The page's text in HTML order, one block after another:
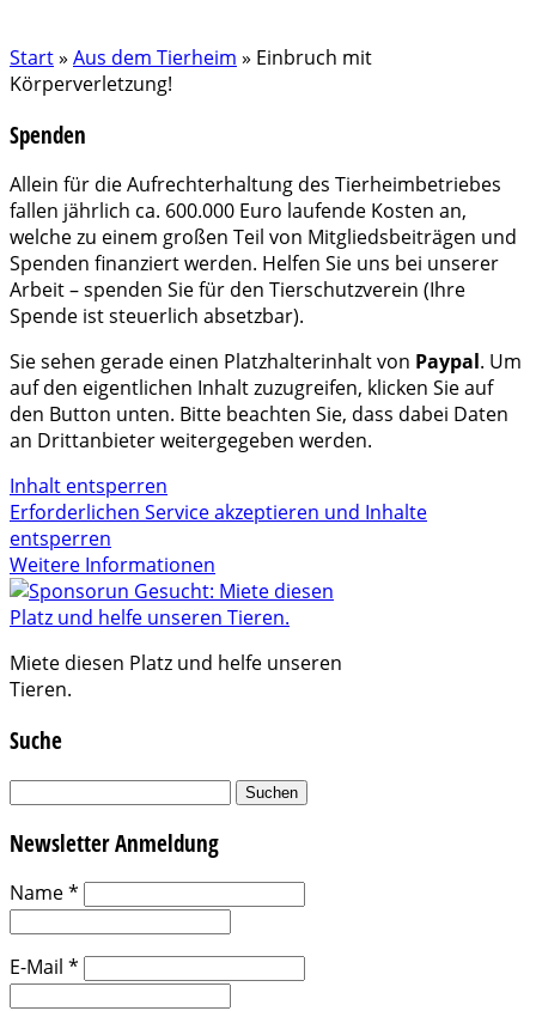
Start» Aus dem Tierheim » Einbruch mit
Körperverletzung!
Spenden
Allein für die Aufrechterhaltung des Tierheimbetriebes
fallen jährlich ca. 600.000 Euro laufende Kosten an,
welche zu einem großen Teil von Mitgliedsbeiträgen und
Spenden finanziert werden. Helfen Sie uns bei unserer
Arbeit – spenden Sie für den Tierschutzverein (Ihre
Spende ist steuerlich absetzbar).
Sie sehen gerade einen Platzhalterinhalt von Paypal. Um
auf den eigentlichen Inhalt zuzugreifen, klicken Sie auf
den Button unten. Bitte beachten Sie, dass dabei Daten
an Drittanbieter weitergegeben werden.
Inhalt entsperren
Erforderlichen Service akzeptieren und Inhalte
entsperren
Weitere Informationen
Miete diesen Platz und helfe unseren
Tieren.
Suche
Suchen
Newsletter Anmeldung
Name*
E-Mail *